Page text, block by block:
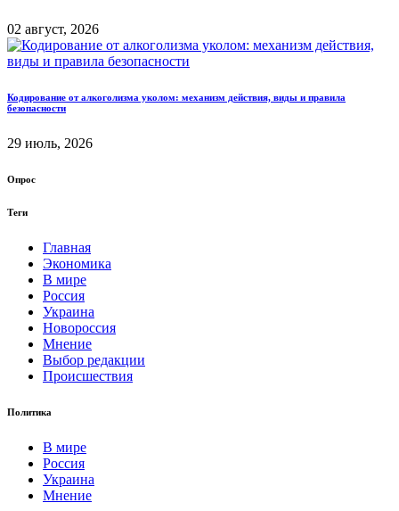
02 август, 2026
Кодирование от алкоголизма уколом: механизм действия, виды и правила
безопасности
29 июль, 2026
Опрос
Теги
Главная
Экономика
В мире
Россия
Украина
Новороссия
Мнение
Выбор редакции
Происшествия
Политика
В мире
Россия
Украина
Мнение